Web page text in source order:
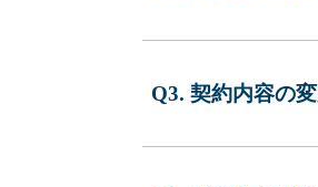
Q3. 契約内容の